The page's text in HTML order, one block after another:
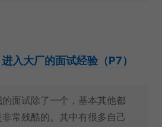
入大厂的面试经验（P7）
面试除了一个，基本其他都
常残酷的。其中有很多自己